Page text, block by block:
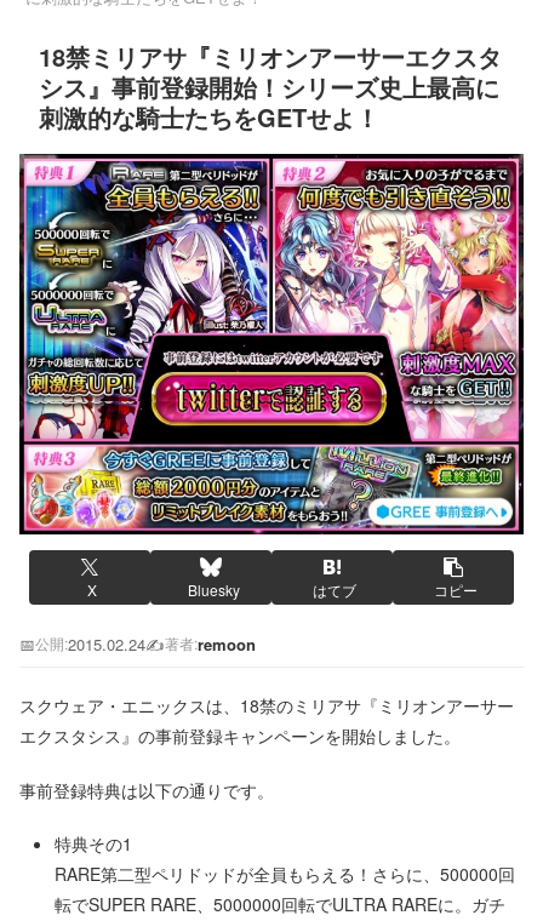
18禁ミリアサ『ミリオンアーサーエクスタ
シス』事前登録開始！シリーズ史上最高に
刺激的な騎士たちをGETせよ！
X Bluesky はてブ コピー
📅公開:2015.02.24✍️著者:remoon
スクウェア・エニックスは、18禁のミリアサ『ミリオンアーサー
エクスタシス』の事前登録キャンペーンを開始しました。
事前登録特典は以下の通りです。
特典その1
RARE第二型ペリドッドが全員もらえる！さらに、500000回
転でSUPER RARE、5000000回転でULTRA RAREに。ガチ